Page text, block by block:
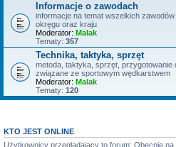
Informacje o zawodach
informacje na temat wszelkich
okręgu oraz kraju
Moderator: Malak
Tematy: 357
Technika, taktyka, sprzęt
metoda, taktyka, sprzęt,
związane ze sportowym wędkarstwem
Moderator: Malak
Tematy: 120
KTO JEST ONLINE
Użytkownicy przeglądający to forum: Obecnie na